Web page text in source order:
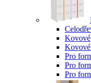
Kovové
Pro
Pro
Pro